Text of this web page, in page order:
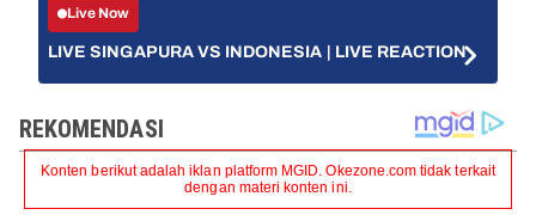
Live Now
LIVE SINGAPURA VS INDONESIA | LIVE REACTION